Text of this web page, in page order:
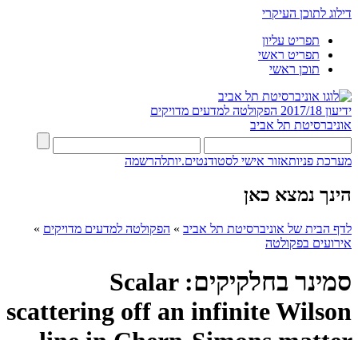
דילוג לתוכן העיקרי
תפריט עליון
תפריט ראשי
תוכן ראשי
ידיעון 2017/18
הפקולטה למדעים מדויקים
אוניברסיטת תל אביב
מערכת פניותאזור אישי לסטודנטים.יותלהרשמה
הינך נמצא כאן
לדף הבית של אוניברסיטת תל אביב » הפקולטה למדעים מדויקים »
אירועים בפקולטה
סמינר בחלקיקים: Scalar
scattering off an infinite Wilson